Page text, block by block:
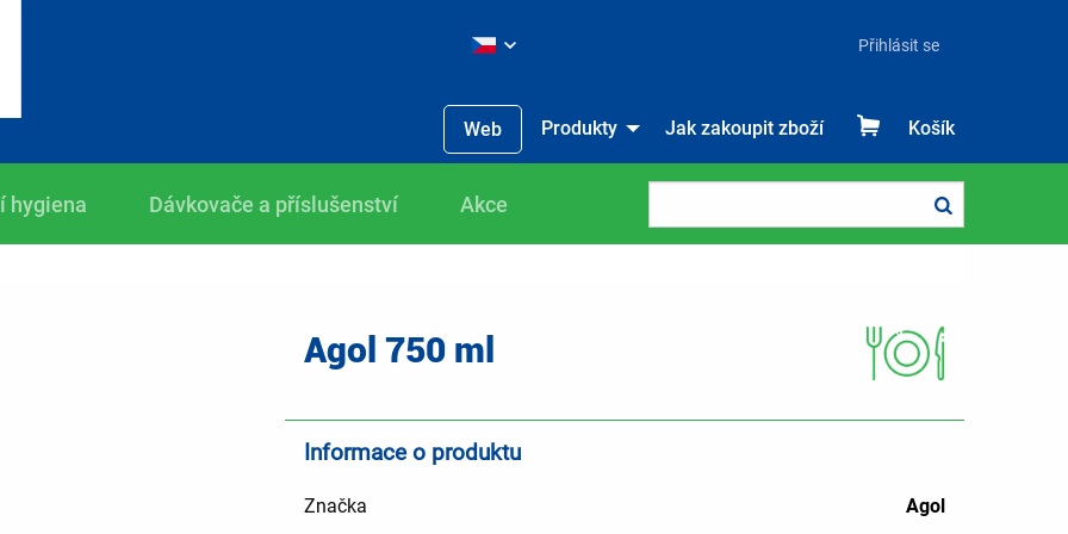
Přihlásit se
Web Produkty Jak zakoupit zboží Košík
hygiena Dávkovače a příslušenství Akce
Agol 750 ml
Informace o produktu
Značka
Agol